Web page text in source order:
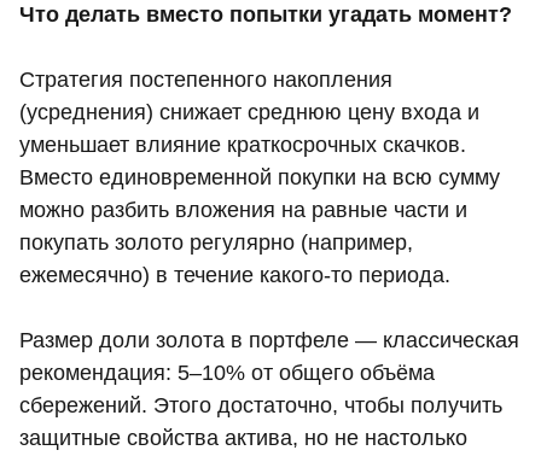
Что делать вместо попытки угадать момент?
Стратегия постепенного накопления
(усреднения) снижает среднюю цену входа и
уменьшает влияние краткосрочных скачков.
Вместо единовременной покупки на всю сумму
можно разбить вложения на равные части и
покупать золото регулярно (например,
ежемесячно) в течение какого-то периода.
Размер доли золота в портфеле — классическая
рекомендация: 5–10% от общего объёма
сбережений. Этого достаточно, чтобы получить
защитные свойства актива, но не настолько